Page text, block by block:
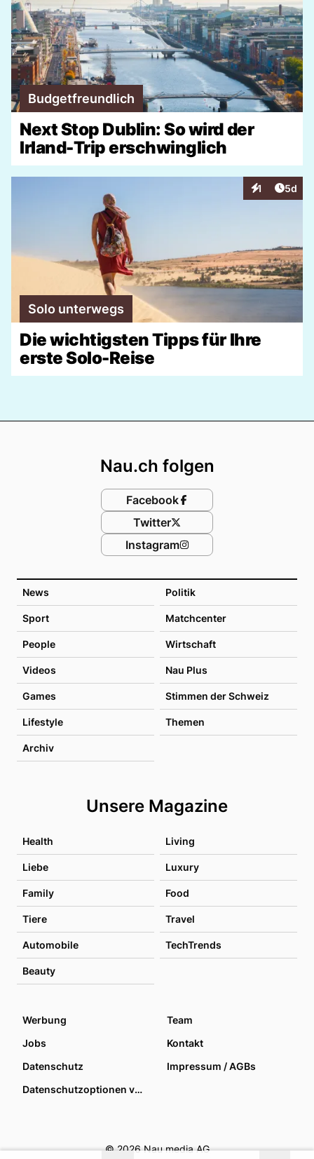
Budgetfreundlich
Next Stop Dublin: So wird der
Irland-Trip erschwinglich
1
Interaktionen
5d
Solo unterwegs
Die wichtigsten Tipps für Ihre
erste Solo-Reise
News Politik
Sport Matchcenter
People Wirtschaft
Videos Nau Plus
Games Stimmen der Schweiz
Lifestyle Themen
Archiv
Unsere Magazine
Health Living
Liebe Luxury
Family Food
Tiere Travel
Automobile TechTrends
Beauty
Nau.ch folgen
Facebook
Twitter
Instagram
Werbung
Team
Jobs
Kontakt
Datenschutz
Impressum / AGBs
Datenschutzoptionen verwalten
© 2026 Nau media AG